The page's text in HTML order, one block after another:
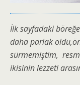
İlk sayfadaki
daha parlak
sürmemiştim,
ikisinin lezzeti